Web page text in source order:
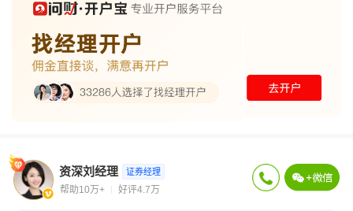
资深刘经理 证券经理
帮助10万+ 好评4.7万